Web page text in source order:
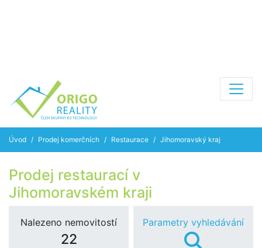
Úvod Prodej komerčních Restaurace Jihomoravský kraj
Prodej restaurací v
Jihomoravském kraji
Nalezeno nemovitostí
22
Parametry vyhledávání